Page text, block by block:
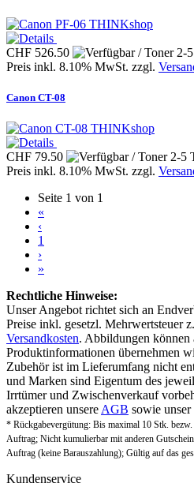
THINKshop
CHF 526.50
Preis inkl. 8.10% MwSt. zzgl.
Canon CT-08
THINKshop
CHF 79.50
Preis inkl. 8.10% MwSt. zzgl.
Seite 1 von 1
«
‹
1
›
»
Rechtliche Hinweise:
Unser Angebot richtet sich an
Preise inkl. gesetzl. Mehrwertsteuer
Versandkosten. Abbildungen können
Produktinformationen übernehmen
Zubehör ist im Lieferumfang nicht
und Marken sind Eigentum des
Irrtümer und Zwischenverkauf
akzeptieren unsere AGB sowie unser
* Rückgabevergütung: Bis maximal 10 Stk.
Auftrag; Nicht kumulierbar mit anderen
Auftrag (keine Barauszahlung); Gültig auf das
Kundenservice